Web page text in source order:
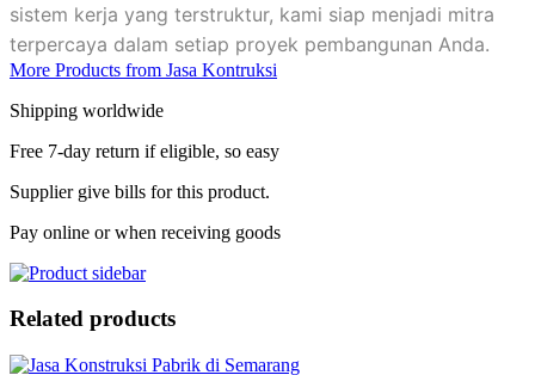
sistem kerja yang terstruktur, kami siap menjadi mitra
terpercaya dalam setiap proyek pembangunan Anda.
More Products from Jasa Kontruksi
Shipping worldwide
Free 7-day return if eligible, so easy
Supplier give bills for this product.
Pay online or when receiving goods
Related products